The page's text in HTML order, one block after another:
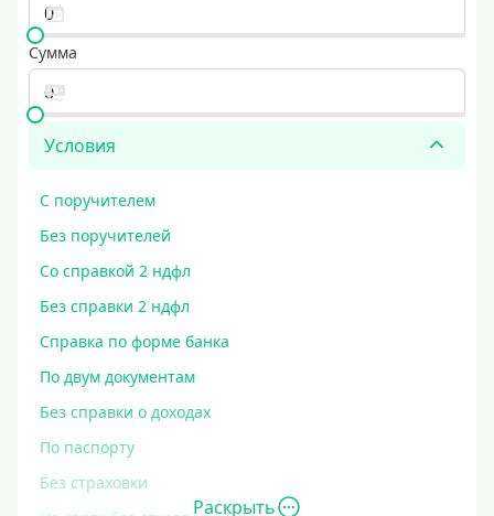
Сумма
Условия
С поручителем
Без поручителей
Со справкой 2 ндфл
Без справки 2 ндфл
Справка по форме банка
По двум документам
Без справки о доходах
По паспорту
Без страховки
Раскрыть